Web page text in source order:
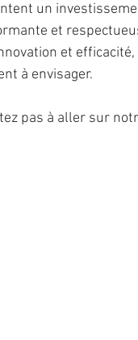
un
et
et efficacité,
à envisager.
pas à aller sur